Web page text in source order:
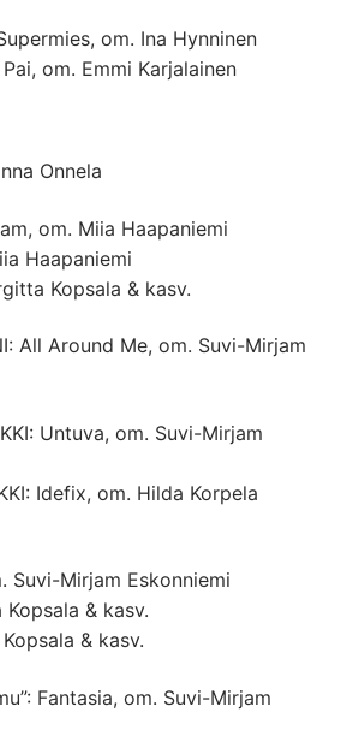
om. Ina Hynninen
Pai, om. Emmi Karjalainen
Onnela
om. Miia Haapaniemi
Haapaniemi
Kopsala & kasv.
All Around Me, om. Suvi-Mirjam
Untuva, om. Suvi-Mirjam
Idefix, om. Hilda Korpela
Suvi-Mirjam Eskonniemi
& kasv.
& kasv.
Fantasia, om. Suvi-Mirjam